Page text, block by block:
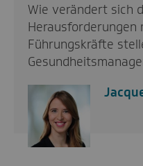
Wie verändert sich
Herausforderungen
Führungskräfte